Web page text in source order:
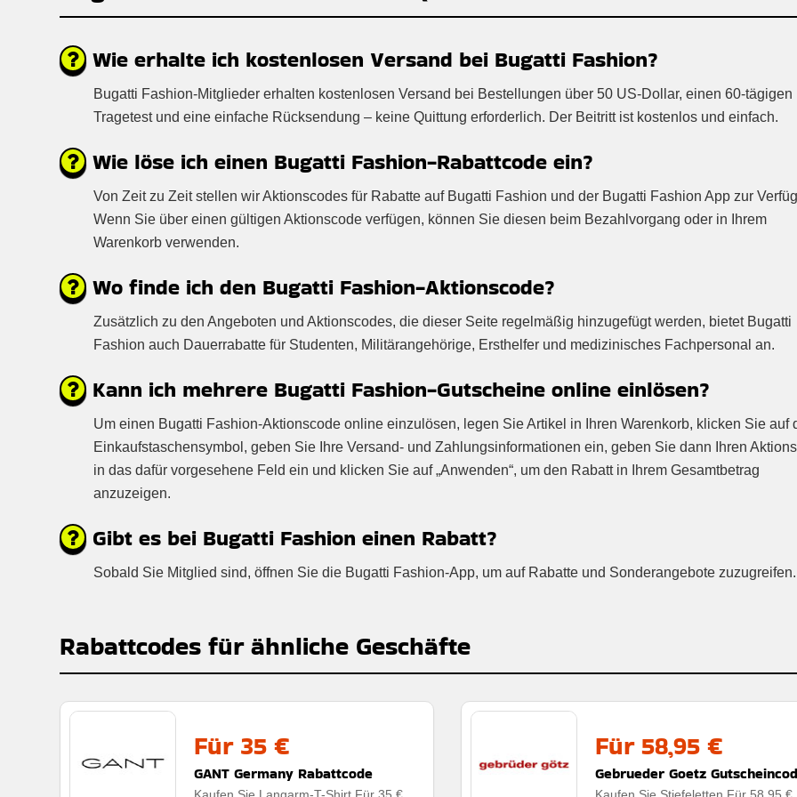
Wie erhalte ich kostenlosen Versand bei Bugatti Fashion?
Bugatti Fashion-Mitglieder erhalten kostenlosen Versand bei Bestellungen über 50 US-Dollar, einen 60-tägigen
Tragetest und eine einfache Rücksendung – keine Quittung erforderlich. Der Beitritt ist kostenlos und einfach.
Wie löse ich einen Bugatti Fashion-Rabattcode ein?
Von Zeit zu Zeit stellen wir Aktionscodes für Rabatte auf Bugatti Fashion und der Bugatti Fashion App zur
Wenn Sie über einen gültigen Aktionscode verfügen, können Sie diesen beim Bezahlvorgang oder in Ihrem
Warenkorb verwenden.
Wo finde ich den Bugatti Fashion-Aktionscode?
Zusätzlich zu den Angeboten und Aktionscodes, die dieser Seite regelmäßig hinzugefügt werden, bietet Bugatti
Fashion auch Dauerrabatte für Studenten, Militärangehörige, Ersthelfer und medizinisches Fachpersonal an.
Kann ich mehrere Bugatti Fashion-Gutscheine online einlösen?
Um einen Bugatti Fashion-Aktionscode online einzulösen, legen Sie Artikel in Ihren Warenkorb, klicken Sie auf
Einkaufstaschensymbol, geben Sie Ihre Versand- und Zahlungsinformationen ein, geben Sie dann Ihren
in das dafür vorgesehene Feld ein und klicken Sie auf „Anwenden“, um den Rabatt in Ihrem Gesamtbetrag
anzuzeigen.
Gibt es bei Bugatti Fashion einen Rabatt?
Sobald Sie Mitglied sind, öffnen Sie die Bugatti Fashion-App, um auf Rabatte und Sonderangebote zuzugreifen.
Rabattcodes für ähnliche Geschäfte
Für 35 €
GANT Germany Rabattcode
Für 58,95 €
Gebrueder Goetz